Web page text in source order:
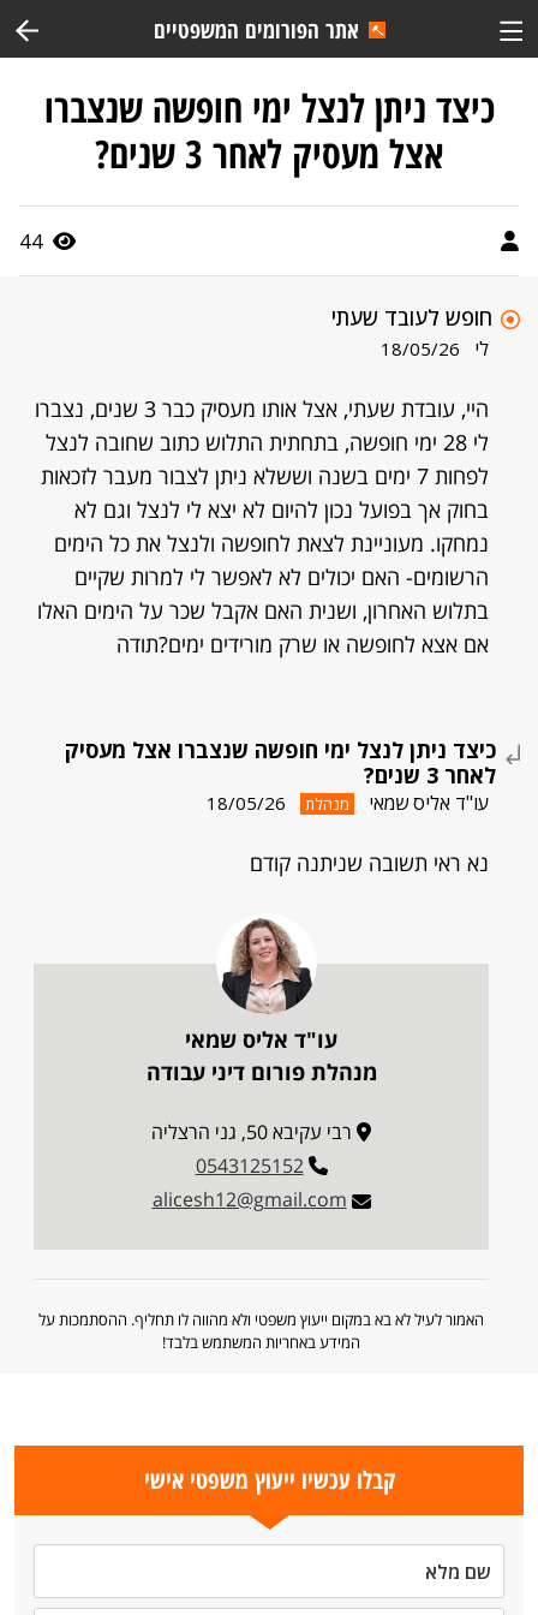
אתר הפורומים המשפטיים
כיצד ניתן לנצל ימי חופשה שנצברו
אצל מעסיק לאחר 3 שנים?
44
חופש לעובד שעתי
לי 18/05/26
היי, עובדת שעתי, אצל אותו מעסיק כבר 3 שנים, נצברו
לי 28 ימי חופשה, בתחתית התלוש כתוב שחובה לנצל
לפחות 7 ימים בשנה וששלא ניתן לצבור מעבר לזכאות
בחוק אך בפועל נכון להיום לא יצא לי לנצל וגם לא
נמחקו. מעוניינת לצאת לחופשה ולנצל את כל הימים
הרשומים- האם יכולים לא לאפשר לי למרות שקיים
בתלוש האחרון, ושנית האם אקבל שכר על הימים האלו
אם אצא לחופשה או שרק מורידים ימים?תודה
כיצד ניתן לנצל ימי חופשה שנצברו אצל מעסיק
לאחר 3 שנים?
עו"ד אליס שמאי מנהלת 18/05/26
נא ראי תשובה שניתנה קודם
עו"ד אליס שמאי
מנהלת פורום דיני עבודה
רבי עקיבא 50, גני הרצליה
0543125152
alicesh12@gmail.com
האמור לעיל לא בא במקום ייעוץ משפטי ולא מהווה לו תחליף. ההסתמכות על
המידע באחריות המשתמש בלבד!
קבלו עכשיו ייעוץ משפטי אישי